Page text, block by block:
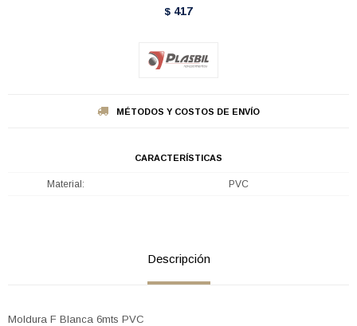
$ 417
MÉTODOS Y COSTOS DE ENVÍO
CARACTERÍSTICAS
Material PVC
Descripción
Moldura F Blanca 6mts PVC